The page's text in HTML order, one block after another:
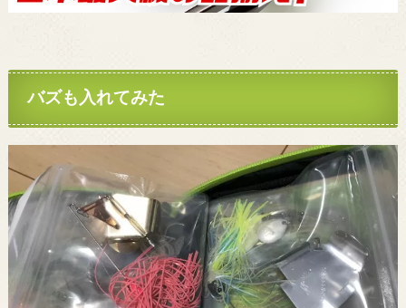
バズも入れてみた